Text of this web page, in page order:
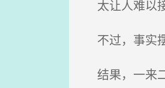
太让人难以
不过，事实
结果，一来